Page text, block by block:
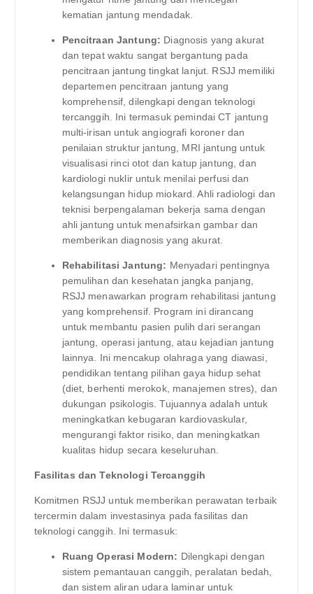
kematian jantung mendadak.
Pencitraan Jantung: Diagnosis yang akurat
dan tepat waktu sangat bergantung pada
pencitraan jantung tingkat lanjut. RSJJ memiliki
departemen pencitraan jantung yang
komprehensif, dilengkapi dengan teknologi
tercanggih. Ini termasuk pemindai CT jantung
multi-irisan untuk angiografi koroner dan
penilaian struktur jantung, MRI jantung untuk
visualisasi rinci otot dan katup jantung, dan
kardiologi nuklir untuk menilai perfusi dan
kelangsungan hidup miokard. Ahli radiologi dan
teknisi berpengalaman bekerja sama dengan
ahli jantung untuk menafsirkan gambar dan
memberikan diagnosis yang akurat.
Rehabilitasi Jantung: Menyadari pentingnya
pemulihan dan kesehatan jangka panjang,
RSJJ menawarkan program rehabilitasi jantung
yang komprehensif. Program ini dirancang
untuk membantu pasien pulih dari serangan
jantung, operasi jantung, atau kejadian jantung
lainnya. Ini mencakup olahraga yang diawasi,
pendidikan tentang pilihan gaya hidup sehat
(diet, berhenti merokok, manajemen stres), dan
dukungan psikologis. Tujuannya adalah untuk
meningkatkan kebugaran kardiovaskular,
mengurangi faktor risiko, dan meningkatkan
kualitas hidup secara keseluruhan.
Fasilitas dan Teknologi Tercanggih
Komitmen RSJJ untuk memberikan perawatan terbaik
tercermin dalam investasinya pada fasilitas dan
teknologi canggih. Ini termasuk:
Ruang Operasi Modern: Dilengkapi dengan
sistem pemantauan canggih, peralatan bedah,
dan sistem aliran udara laminar untuk